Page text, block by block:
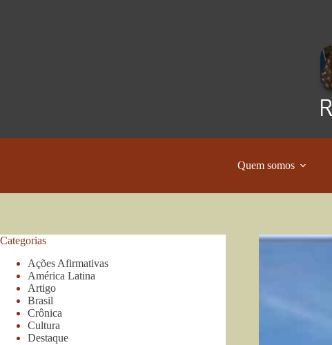
Quem somos
Categorias
Ações Afirmativas
América Latina
Artigo
Brasil
Crônica
Cultura
Destaque